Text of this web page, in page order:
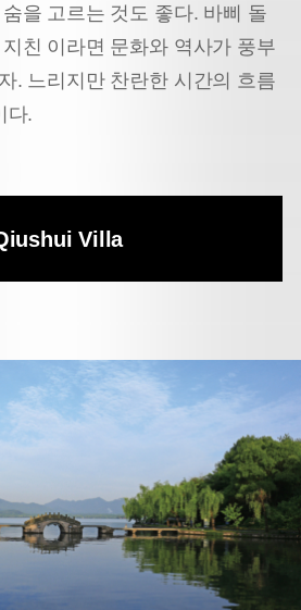
을 고르는 것도 좋다. 바삐 돌
친 이라면 문화와 역사가 풍부
. 느리지만 찬란한 시간의 흐름
다.
Villa